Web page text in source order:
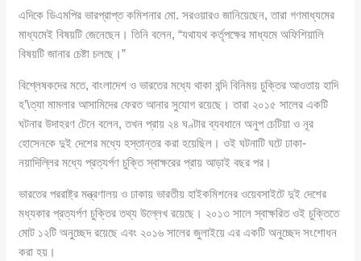
এদিকে ডিএমপির ভারপ্রাপ্ত কমিশনার মো. সরওয়ারও জানিয়েছেন, তারা গণমাধ্যমের
মাধ্যমেই বিষয়টি জেনেছেন। তিনি বলেন, “যথাযথ কর্তৃপক্ষের মাধ্যমে অফিশিয়ালি
বিষয়টি জানার চেষ্টা চলছে।”
বিশ্লেষকদের মতে, বাংলাদেশ ও ভারতের মধ্যে থাকা বন্দি বিনিময় চুক্তির আওতায় হাদি
হ’\ত্যা মামলার আসামিদের ফেরত আনার সুযোগ রয়েছে। তারা ২০১৫ সালের একটি
ঘটনার উদাহরণ টেনে বলেন, তখন প্রায় ২৪ ঘণ্টার ব্যবধানে অনুপ চেটিয়া ও নূর
হোসেনকে দুই দেশের মধ্যে হস্তান্তর করা হয়েছিল। ওই ঘটনাটি ঘটে ঢাকা-
নয়াদিল্লির মধ্যে প্রত্যর্পণ চুক্তি স্বাক্ষরের প্রায় আড়াই বছর পর।
ভারতের পররাষ্ট্র মন্ত্রণালয় ও ঢাকায় ভারতীয় হাইকমিশনের ওয়েবসাইটে দুই দেশের
মধ্যকার প্রত্যর্পণ চুক্তির তথ্য উল্লেখ রয়েছে। ২০১৩ সালে স্বাক্ষরিত ওই চুক্তিতে
মোট ১২টি অনুচ্ছেদ রয়েছে এবং ২০১৬ সালের জুলাইয়ে এর একটি অনুচ্ছেদ সংশোধন
করা হয়।